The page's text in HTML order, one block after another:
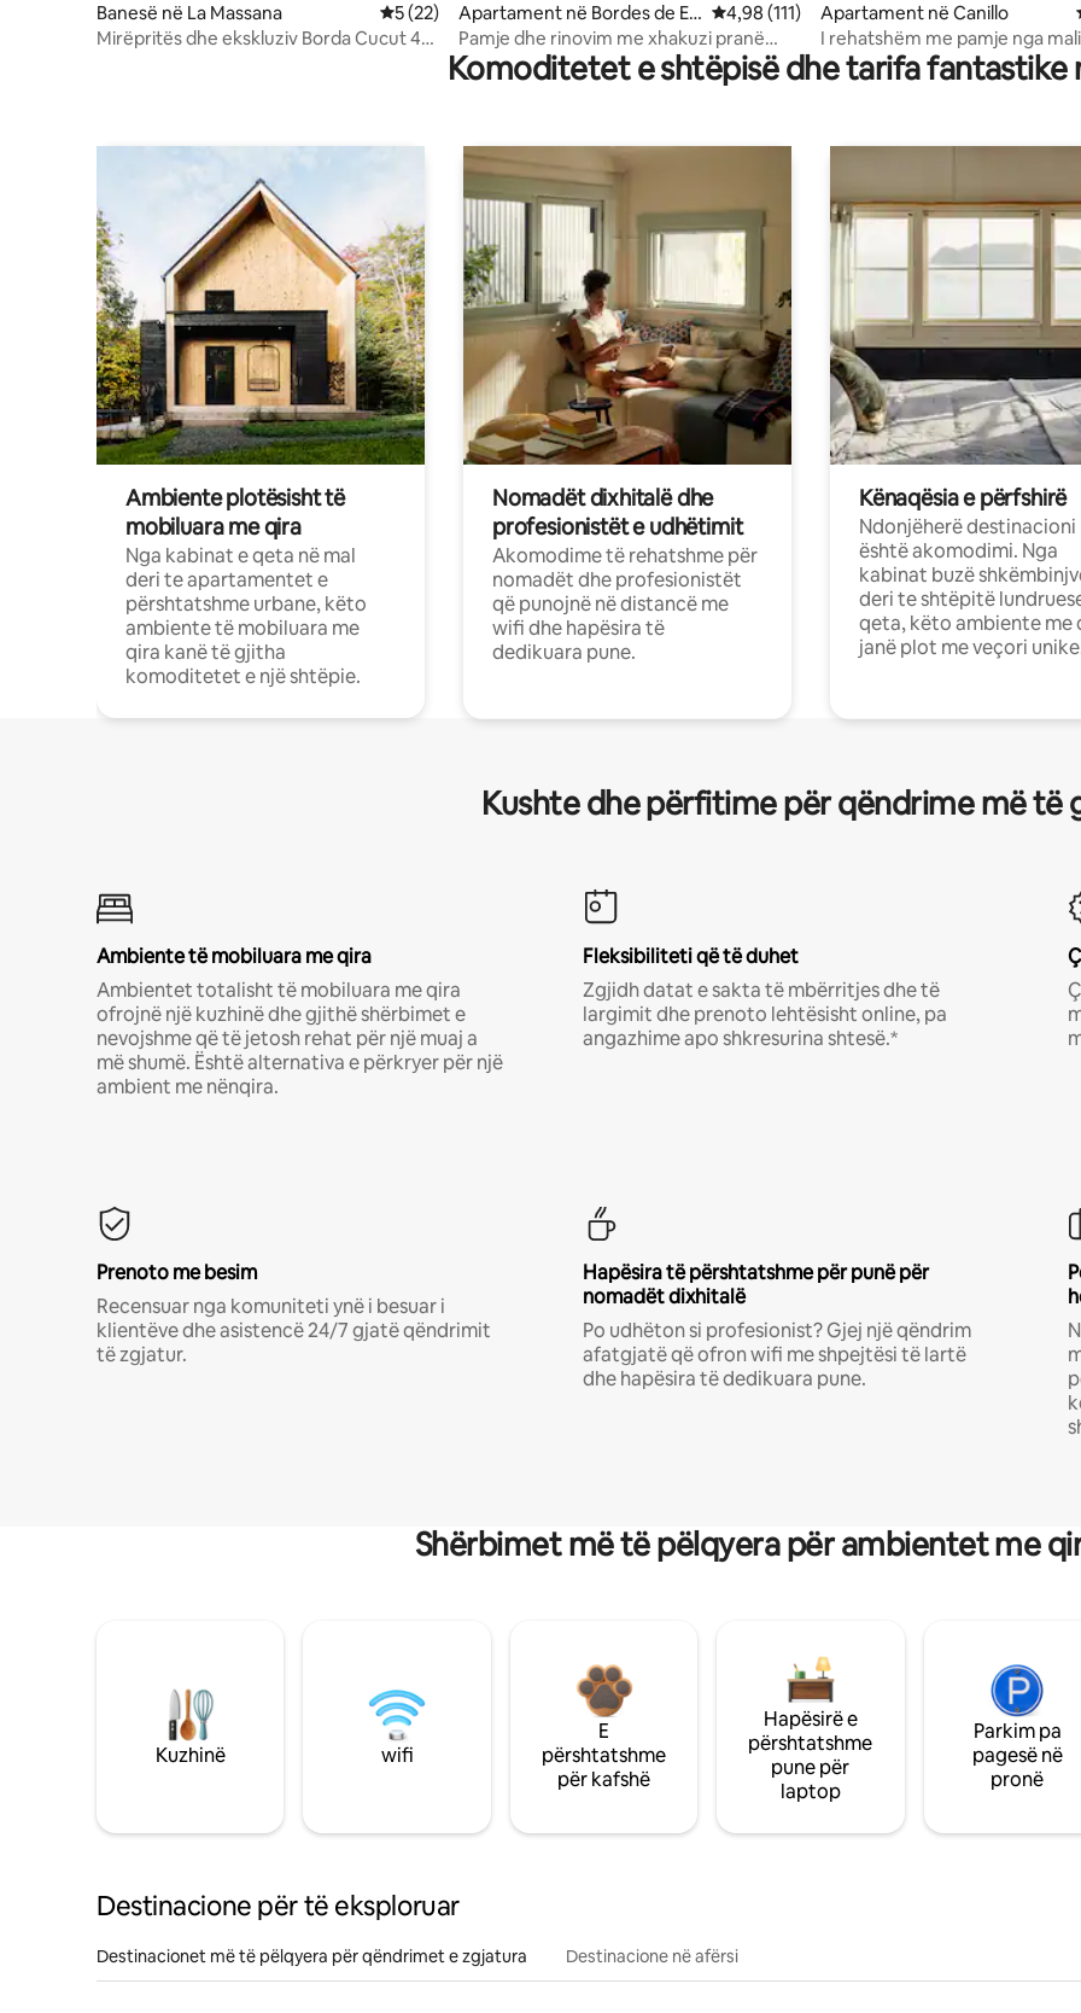
Banesë në La Massana Vlerësimi mesatar 5 nga 5, 22 vlerësime
5 (22)
Mirëpritës dhe ekskluziv Borda Cucut 4*-
Apartament në Bordes de En
valira
Vlerësimi mesatar 4,98 nga 5, 111 vlerësime
4,98 (111)
Pamje dhe rinovim me xhakuzi pranë
Grandvalira
Apartament në Canillo
I rehatshëm me pamje nga mali
Komoditetet e shtëpisë dhe tarifa fantastike
Ambiente plotësisht të
mobiluara me qira
Nga kabinat e qeta në mal
deri te apartamentet e
përshtatshme urbane, këto
ambiente të mobiluara me
qira kanë të gjitha
komoditetet e një shtëpie.
Nomadët dixhitalë dhe
profesionistët e udhëtimit
Akomodime të rehatshme për
nomadët dhe profesionistët
që punojnë në distancë me
wifi dhe hapësira të
dedikuara pune.
Kënaqësia e përfshirë
Ndonjëherë destinacioni
është akomodimi. Nga
kabinat buzë
deri te shtëpitë
qeta, këto ambiente me
janë plot me veçori
Kushte dhe përfitime për qëndrime më të
Ambiente të mobiluara me qira
Ambientet totalisht të mobiluara me qira
ofrojnë një kuzhinë dhe gjithë shërbimet e
nevojshme që të jetosh rehat për një muaj a
më shumë. Është alternativa e përkryer për një
ambient me nënqira.
Fleksibiliteti që të duhet
Zgjidh datat e sakta të mbërritjes dhe të
largimit dhe prenoto lehtësisht online, pa
angazhime apo shkresurina shtesë.*
Prenoto me besim
Recensuar nga komuniteti ynë i besuar i
klientëve dhe asistencë 24/7 gjatë qëndrimit
të zgjatur.
Hapësira të përshtatshme për punë për
nomadët dixhitalë
Po udhëton si profesionist? Gjej një qëndrim
afatgjatë që ofron wifi me shpejtësi të lartë
dhe hapësira të dedikuara pune.
Shërbimet më të pëlqyera për ambientet me
Kuzhinë wifi
E
përshtatshme
për kafshë
Hapësirë e
përshtatshme
pune për
laptop
Parkim pa
pagesë në
pronë
Destinacione për të eksploruar
Destinacionet më të pëlqyera për qëndrimet e zgjatura Destinacione në afërsi